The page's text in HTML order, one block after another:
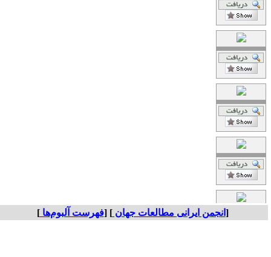
انجمن ایرانی مطالعات جهان] [ فهرست آلبوم‌ها]